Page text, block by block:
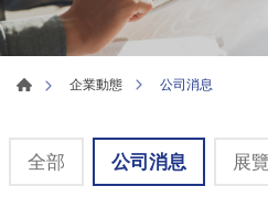
企業動態 公司消息
全部 公司消息 展